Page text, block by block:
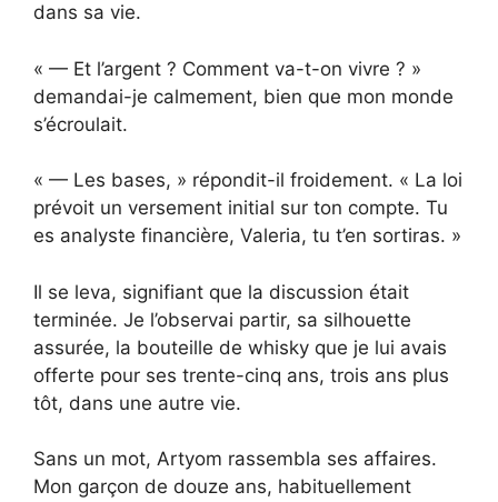
dans sa vie.
« — Et l’argent ? Comment va-t-on vivre ? »
demandai-je calmement, bien que mon monde
s’écroulait.
« — Les bases, » répondit-il froidement. « La loi
prévoit un versement initial sur ton compte. Tu
es analyste financière, Valeria, tu t’en sortiras. »
Il se leva, signifiant que la discussion était
terminée. Je l’observai partir, sa silhouette
assurée, la bouteille de whisky que je lui avais
offerte pour ses trente-cinq ans, trois ans plus
tôt, dans une autre vie.
Sans un mot, Artyom rassembla ses affaires.
Mon garçon de douze ans, habituellement